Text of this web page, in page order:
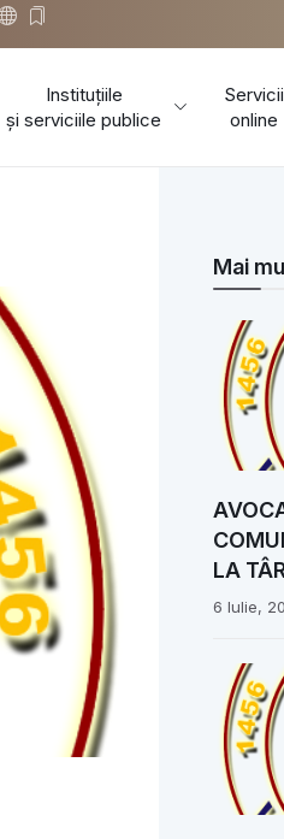
Instituțiile
și serviciile publice
Servicii
online
Mai
LA
6 Iulie,